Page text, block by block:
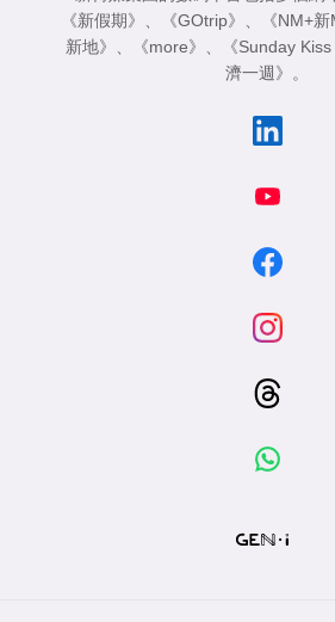
《新假期》
《GOtrip》 《NM+
新地》
《more》 《Sunday Kiss
濟一週》
。